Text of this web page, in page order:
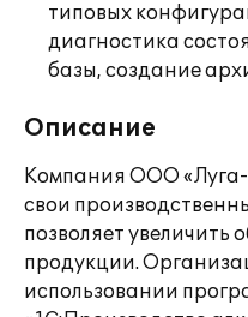
типовых
диагностика
базы, создание
Описание
Компания ООО
свои
позволяет увеличить
продукции.
использовании